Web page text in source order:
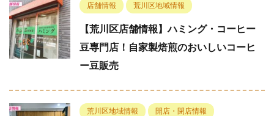
店舗情報 荒川区地域情報
【荒川区店舗情報】ハミング・コーヒー
豆専門店！自家製焙煎のおいしいコーヒ
ー豆販売
荒川区地域情報 開店・閉店情報